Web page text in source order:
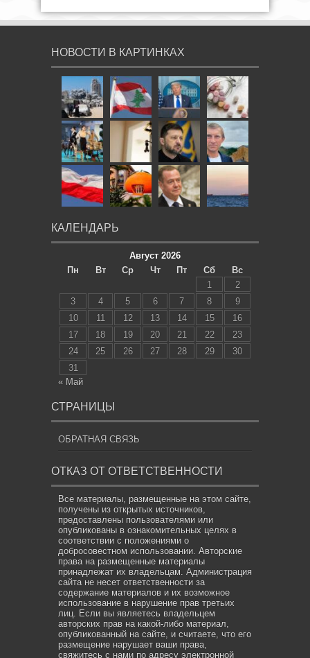
НОВОСТИ В КАРТИНКАХ
КАЛЕНДАРЬ
Август 2026
Пн
Вт Ср Чт Пт Сб
Вс
1
2
3
4 5 6 7 8
9
10
11 12 13 14 15
16
17
18 19 20 21 22
23
24
25 26 27 28 29
30
31
« Май
СТРАНИЦЫ
ОБРАТНАЯ СВЯЗЬ
ОТКАЗ ОТ ОТВЕТСТВЕННОСТИ
Все материалы, размещенные на этом сайте,
получены из открытых источников,
предоставлены пользователями или
опубликованы в ознакомительных целях в
соответствии с положениями о
добросовестном использовании. Авторские
права на размещенные материалы
принадлежат их владельцам. Администрация
сайта не несет ответственности за
содержание материалов и их возможное
использование в нарушение прав третьих
лиц. Если вы являетесь владельцем
авторских прав на какой-либо материал,
опубликованный на сайте, и считаете, что его
размещение нарушает ваши права,
свяжитесь с нами по адресу электронной